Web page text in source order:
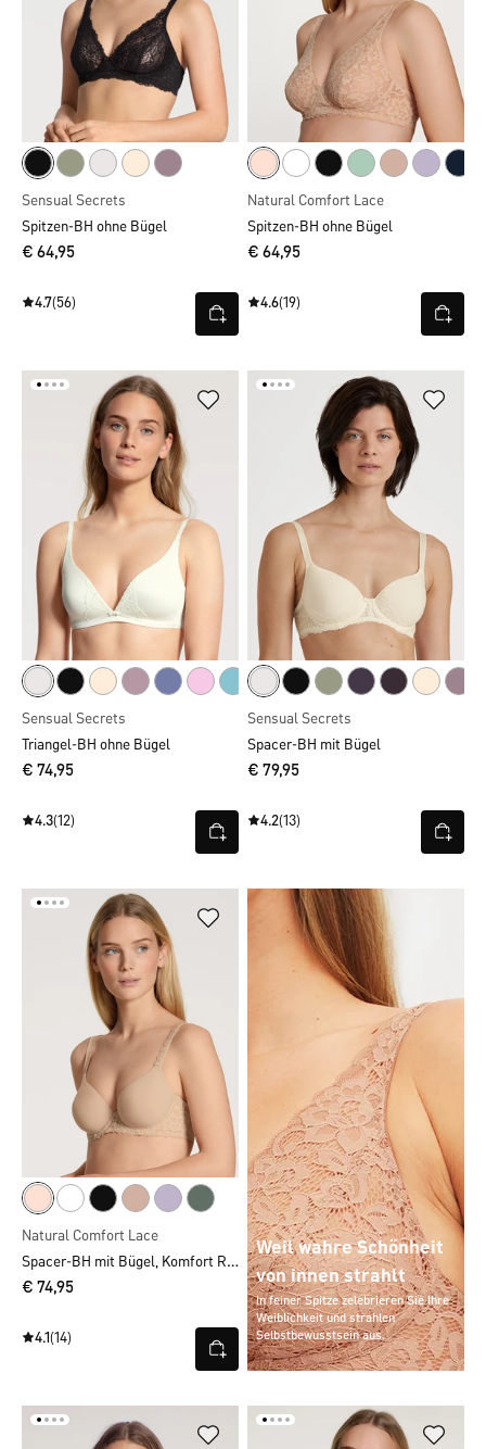
Sensual Secrets
Spitzen-BH ohne Bügel
€ 64,95
4.7(56)
Natural Comfort Lace
Spitzen-BH ohne Bügel
€ 64,95
4.6(19)
Sensual Secrets
Triangel-BH ohne Bügel
€ 74,95
4.3(12)
Sensual Secrets
Spacer-BH mit Bügel
€ 79,95
4.2(13)
Natural Comfort Lace
Spacer-BH mit Bügel, Komfort Rücken
€ 74,95
4.1(14)
Weil wahre Schönheit
von innen strahlt
In feiner Spitze zelebrieren Sie Ihre
Weiblichkeit und strahlen
Selbstbewusstsein aus.